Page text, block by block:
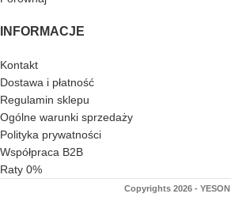
INFORMACJE
Kontakt
Dostawa i płatność
Regulamin sklepu
Ogólne warunki sprzedaży
Polityka prywatności
Współpraca B2B
Raty 0%
Copyrights 2026 - YESON